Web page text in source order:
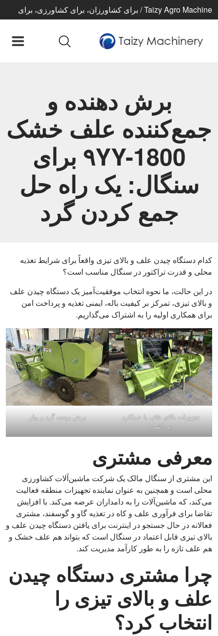
Taizy Agro Machine / برای کشاورزان، برای کشاورزی، برای
برش دهنده و
جمع‌کننده علف خشک
۹YY-1800 برای
سنگال: یک راه حل
جمع کردن گرد
کدام دستگاه چیدن علف و بالای تیزی واقعاً برای شرایط تغذیه
محلی و قدرت تراکتور در سنگال مناسب است؟
در این حالت، ما نحوه انتخاب موفقیت‌آمیز یک دستگاه چیدن علف
و بالای تیزی، تمرکز بر کیفیت باله، ایمنی تغذیه و پرداخت امن
برای همکاری اولیه را به اشتراک می‌گذاریم.
تجهیزات بالای علف با عملکرد
برداشت
برش یونجه گرد و بیلر
معرفی مشتری
این مشتری از سنگال مالک یک شرکت ماشین‌آلات کشاورزی
محلی است و همچنین به عنوان نماینده تجهیزات منطقه فعالیت
می‌کند، که ماشین‌آلات را به دامداران عرضه می‌کند. با افزایش
تقاضا برای فرآوری علف و کاه در تغذیه گاو و گوسفند، مشتری
فعالانه در حال جستجو در اینترنت برای یافتن دستگاه چیدن علف و
بالای تیزی قابل اعتماد در سنگال است که بتواند هم علف خشک و
هم علف تازه را به طور کارآمد مدیریت کند.
چرا مشتری دستگاه چیدن
علف و بالای تیزی را
انتخاب کرد؟